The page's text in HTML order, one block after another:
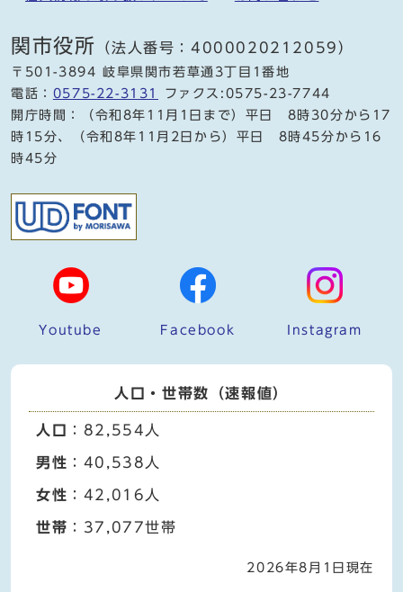
関市役所 （法人番号：4000020212059）
〒501-3894 岐阜県関市若草通3丁目1番地
電話： 0575-22-3131
ファクス:0575-23-7744
開庁時間：（令和8年11月1日まで）平日 8時30分から17
時15分、（令和8年11月2日から）平日 8時45分から16
時45分
Youtube Facebook Instagram
人口・世帯数（速報値）
人口 ：82,554人
男性 ：40,538人
女性 ：42,016人
世帯 ：37,077世帯
2026年8月1日現在